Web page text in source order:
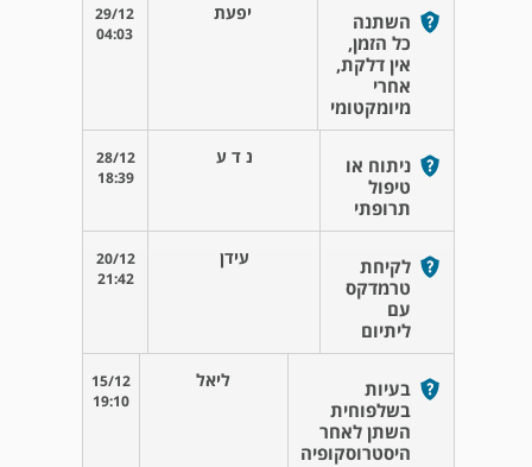
השתנה
כל הזמן,
אין דלקת,
אחרי
מיומקטומי
יפעת
29/12
04:03
ניתוח או
טיפול
תרופתי
נ ד ע
28/12
18:39
לקיחת
טרמדקס
עם
ליתיום
עידן
20/12
21:42
בעיות
בשלפוחית
השתן לאחר
היסטרוסקופיה
ליאל
15/12
19:10